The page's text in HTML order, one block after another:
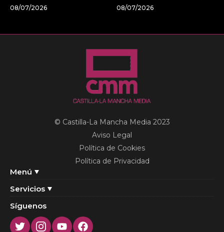
08/07/2026 08/07/2026
Menú
Servicios
© Castilla-La Mancha Media 2023
Aviso Legal
Política de Cookies
Política de Privacidad
Síguenos
TwitterInstagram
YoutubeFacebook